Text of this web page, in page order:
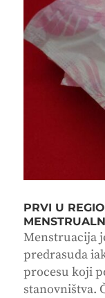
PRVI U
Menstruacija
predrasuda
procesu koji
stanovništva.